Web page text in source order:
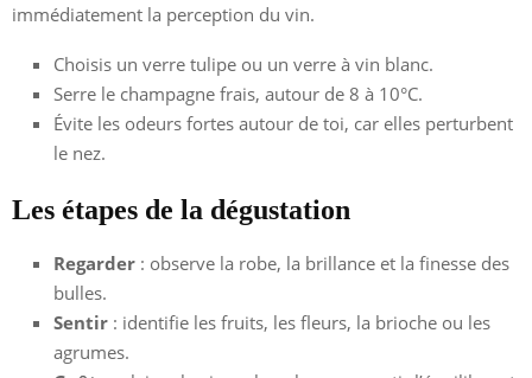
immédiatement la perception du vin.
Choisis un verre tulipe ou un verre à vin blanc.
Serre le champagne frais, autour de 8 à 10°C.
Évite les odeurs fortes autour de toi, car elles perturbent
le nez.
Les étapes de la dégustation
Regarder : observe la robe, la brillance et la finesse des
bulles.
Sentir : identifie les fruits, les fleurs, la brioche ou les
agrumes.